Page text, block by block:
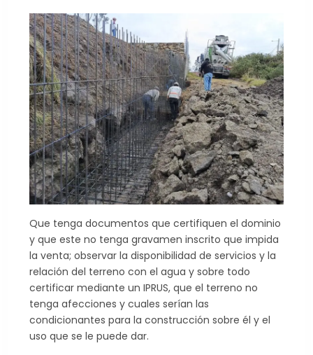
Que tenga documentos que certifiquen el dominio
y que este no tenga gravamen inscrito que impida
la venta; observar la disponibilidad de servicios y la
relación del terreno con el agua y sobre todo
certificar mediante un IPRUS, que el terreno no
tenga afecciones y cuales serían las
condicionantes para la construcción sobre él y el
uso que se le puede dar.